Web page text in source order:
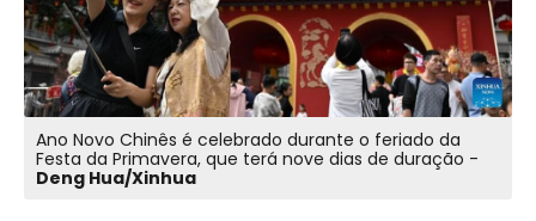
Ano Novo Chinês é celebrado durante o feriado da
Festa da Primavera, que terá nove dias de duração -
Deng Hua/Xinhua